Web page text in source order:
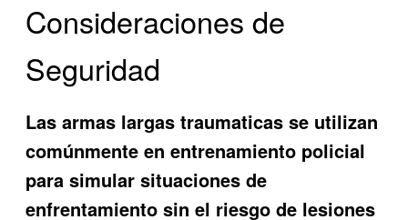
Consideraciones de
Seguridad
Las armas largas traumaticas se utilizan
comúnmente en entrenamiento policial
para simular situaciones de
enfrentamiento sin el riesgo de lesiones